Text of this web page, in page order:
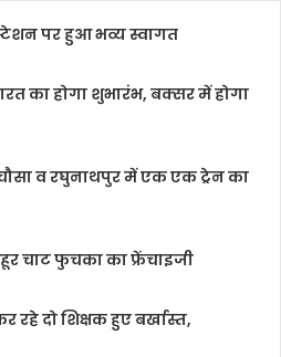
पर हुआ भव्य स्वागत
का होगा शुभारंभ, बक्सर में होगा
व रघुनाथपुर में एक एक ट्रेन का
चाट फुचका का फ्रेंचाइजी
रहे दो शिक्षक हुए बर्खास्त,